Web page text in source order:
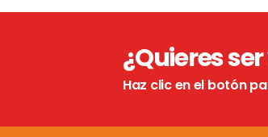
¿Quieres
Haz clic en el botón